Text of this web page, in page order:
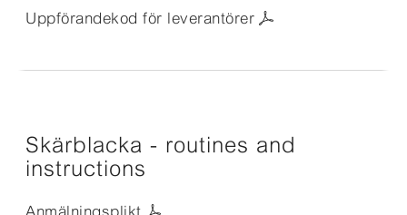
Uppförandekod för leverantörer
Skärblacka - routines and
instructions
Anmälningsplikt